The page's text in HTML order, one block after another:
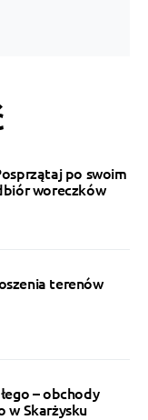
po swoim
woreczków
terenów
– obchody
w Skarżysku